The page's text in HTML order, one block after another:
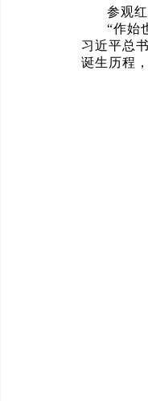
参观
“作始
习近平总
诞生历程